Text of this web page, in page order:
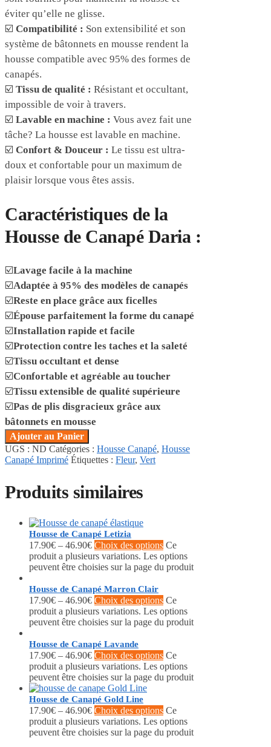
éviter qu’elle ne glisse.
☑️ Compatibilité : Son extensibilité et son
système de bâtonnets en mousse rendent la
housse compatible avec 95% des formes de
canapés.
☑️ Tissu de qualité : Résistant et occultant,
impossible de voir à travers.
☑️ Lavable en machine : Vous avez fait une
tâche? La housse est lavable en machine.
☑️ Confort & Douceur : Le tissu est ultra-
doux et confortable pour un maximum de
plaisir lorsque vous êtes assis.
Caractéristiques de la
Housse de Canapé Daria :
☑️Lavage facile à la machine
☑️Adaptée à 95% des modèles de canapés
☑️Reste en place grâce aux ficelles
☑️Épouse parfaitement la forme du canapé
☑️Installation rapide et facile
☑️Protection contre les taches et la saleté
☑️Tissu occultant et dense
☑️Confortable et agréable au toucher
☑️Tissu extensible de qualité supérieure
☑️Pas de plis disgracieux grâce aux
bâtonnets en mousse
Ajouter au Panier
UGS : ND Catégories : Housse Canapé, Housse
Canapé Imprimé Étiquettes : Fleur, Vert
Produits similaires
Housse de Canapé Letizia
17.90€ – 46.90€ Choix des options Ce
produit a plusieurs variations. Les options
peuvent être choisies sur la page du produit
Housse de Canapé Marron Clair
17.90€ – 46.90€ Choix des options Ce
produit a plusieurs variations. Les options
peuvent être choisies sur la page du produit
Housse de Canapé Lavande
17.90€ – 46.90€ Choix des options Ce
produit a plusieurs variations. Les options
peuvent être choisies sur la page du produit
Housse de Canapé Gold Line
17.90€ – 46.90€ Choix des options Ce
produit a plusieurs variations. Les options
peuvent être choisies sur la page du produit